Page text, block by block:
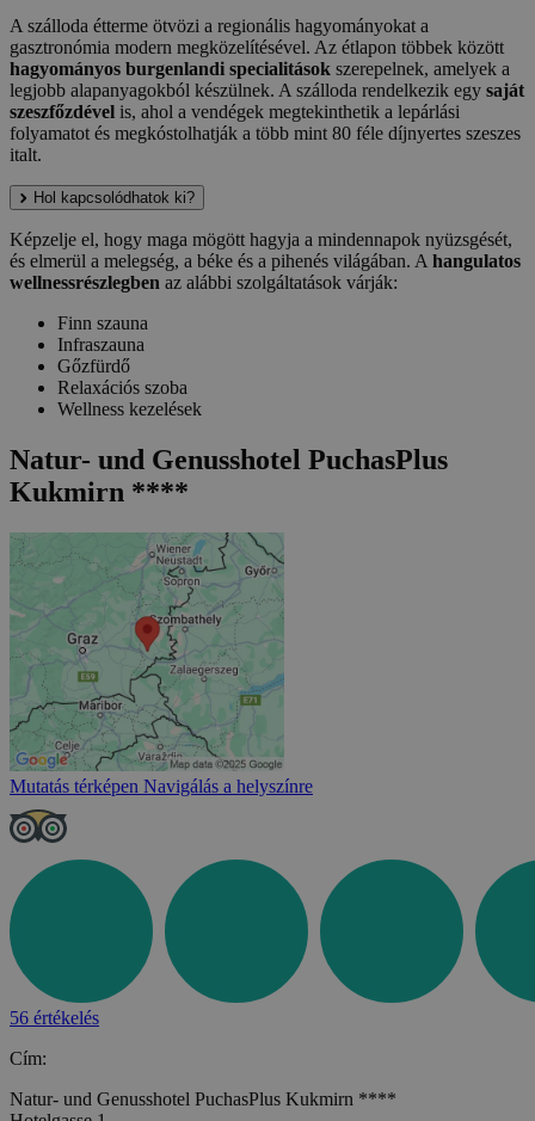
A szálloda étterme ötvözi a regionális hagyományokat a
gasztronómia modern megközelítésével. Az étlapon többek között
hagyományos burgenlandi specialitások szerepelnek, amelyek a
legjobb alapanyagokból készülnek. A szálloda rendelkezik egy saját
szeszfőzdével is, ahol a vendégek megtekinthetik a lepárlási
folyamatot és megkóstolhatják a több mint 80 féle díjnyertes szeszes
italt.
Hol kapcsolódhatok ki?
Képzelje el, hogy maga mögött hagyja a mindennapok nyüzsgését,
és elmerül a melegség, a béke és a pihenés világában. A hangulatos
wellnessrészlegben az alábbi szolgáltatások várják:
Finn szauna
Infraszauna
Gőzfürdő
Relaxációs szoba
Wellness kezelések
Natur- und Genusshotel PuchasPlus
Kukmirn ****
Mutatás térképen Navigálás a helyszínre
56 értékelés
Cím:
Natur- und Genusshotel PuchasPlus Kukmirn ****